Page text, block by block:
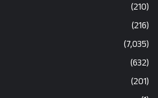
(210)
(216)
(7,035)
(632)
(201)